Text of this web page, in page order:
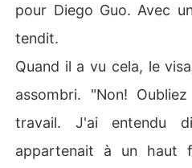
pour Diego Guo. Avec
tendit.
Quand il a vu cela, le
assombri. "Non!
travail. J'ai entendu
appartenait à un haut